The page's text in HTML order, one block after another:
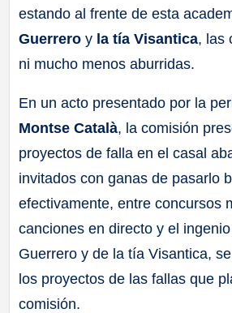
estando al frente de esta
Guerrero y la tía Visantica, las
ni mucho menos aburridas.
En un acto presentado por la
Montse Català, la comisión
proyectos de falla en el casal
invitados con ganas de pasarlo
efectivamente, entre concursos
canciones en directo y el
Guerrero y de la tía Visantica,
los proyectos de las fallas que
comisión.